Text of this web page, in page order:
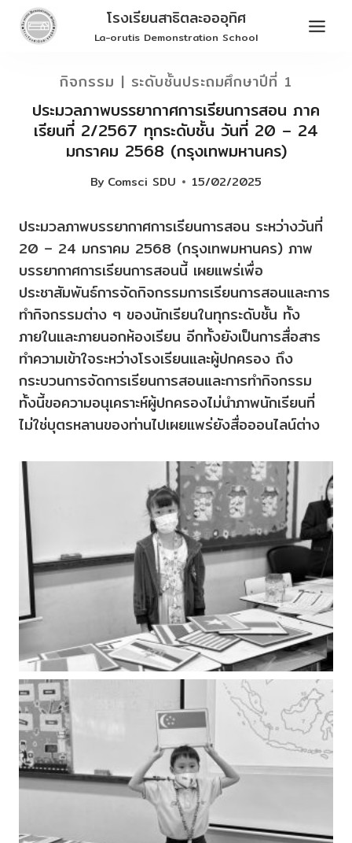
Skip
โรงเรียนสาธิตละอออุทิศ
La-orutis Demonstration School
กิจกรรม | ระดับชั้นประถมศึกษาปีที่ 1
ประมวลภาพบรรยากาศการเรียนการสอน ภาค
เรียนที่ 2/2567 ทุกระดับชั้น วันที่ 20 – 24
มกราคม 2568 (กรุงเทพมหานคร)
By Comsci SDU 15/02/2025
ประมวลภาพบรรยากาศการเรียนการสอน ระหว่างวันที่
20 – 24 มกราคม 2568 (กรุงเทพมหานคร) ภาพ
บรรยากาศการเรียนการสอนนี้ เผยแพร่เพื่อ
ประชาสัมพันธ์การจัดกิจกรรมการเรียนการสอนและการ
ทำกิจกรรมต่าง ๆ ของนักเรียนในทุกระดับชั้น ทั้ง
ภายในและภายนอกห้องเรียน อีกทั้งยังเป็นการสื่อสาร
ทำความเข้าใจระหว่างโรงเรียนและผู้ปกครอง ถึง
กระบวนการจัดการเรียนการสอนและการทำกิจกรรม
ทั้งนี้ขอความอนุเคราะห์ผู้ปกครองไม่นำภาพนักเรียนที่
ไม่ใช่บุตรหลานของท่านไปเผยแพร่ยังสื่อออนไลน์ต่าง